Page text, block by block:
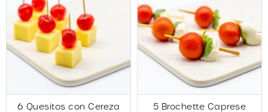
6 Quesitos con Cereza 5 Brochette Caprese